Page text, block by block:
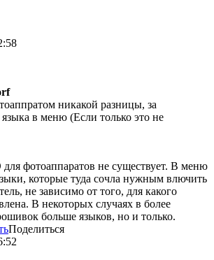
никакой разницы, за
в меню (Если только это не
фотоаппаратов не существует. В меню
которые туда сочла нужным влючить
не зависимо от того, для какого
В некоторых случаях в более
больше языков, но и только.
Поделиться